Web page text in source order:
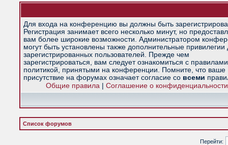
Для входа на конференцию вы должны быть
Регистрация занимает всего несколько минут, но
вам более широкие возможности. Администратором
могут быть установлены также дополнительные привилегии
зарегистрированных пользователей. Прежде чем
зарегистрироваться, вам следует ознакомиться с
политикой, принятыми на конференции. Помните, что ваше
присутствие на форумах означает согласие со всеми
Общие правила| Соглашение о конфиденциальности
Список форумов
Перейти: